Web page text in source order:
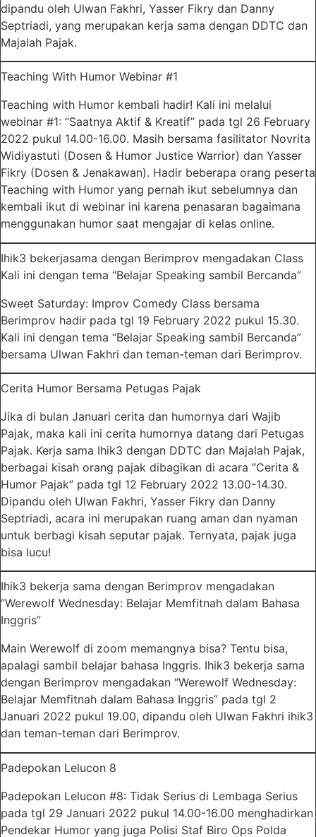
dipandu oleh Ulwan Fakhri, Yasser Fikry dan Danny
Septriadi, yang merupakan kerja sama dengan DDTC dan
Majalah Pajak.
Teaching With Humor Webinar #1
Teaching with Humor kembali hadir! Kali ini melalui
webinar #1: “Saatnya Aktif & Kreatif” pada tgl 26 February
2022 pukul 14.00-16.00. Masih bersama fasilitator Novrita
Widiyastuti (Dosen & Humor Justice Warrior) dan Yasser
Fikry (Dosen & Jenakawan). Hadir beberapa orang peserta
Teaching with Humor yang pernah ikut sebelumnya dan
kembali ikut di webinar ini karena penasaran bagaimana
menggunakan humor saat mengajar di kelas online.
Ihik3 bekerjasama dengan Berimprov mengadakan Class
Kali ini dengan tema “Belajar Speaking sambil Bercanda”
Sweet Saturday: Improv Comedy Class bersama
Berimprov hadir pada tgl 19 February 2022 pukul 15.30.
Kali ini dengan tema “Belajar Speaking sambil Bercanda”
bersama Ulwan Fakhri dan teman-teman dari Berimprov.
Cerita Humor Bersama Petugas Pajak
Jika di bulan Januari cerita dan humornya dari Wajib
Pajak, maka kali ini cerita humornya datang dari Petugas
Pajak. Kerja sama Ihik3 dengan DDTC dan Majalah Pajak,
berbagai kisah orang pajak dibagikan di acara “Cerita &
Humor Pajak” pada tgl 12 February 2022 13.00-14.30.
Dipandu oleh Ulwan Fakhri, Yasser Fikry dan Danny
Septriadi, acara ini merupakan ruang aman dan nyaman
untuk berbagi kisah seputar pajak. Ternyata, pajak juga
bisa lucu!
Ihik3 bekerja sama dengan Berimprov mengadakan
“Werewolf Wednesday: Belajar Memfitnah dalam Bahasa
Inggris”
Main Werewolf di zoom memangnya bisa? Tentu bisa,
apalagi sambil belajar bahasa Inggris. Ihik3 bekerja sama
dengan Berimprov mengadakan “Werewolf Wednesday:
Belajar Memfitnah dalam Bahasa Inggris” pada tgl 2
Januari 2022 pukul 19.00, dipandu oleh Ulwan Fakhri ihik3
dan teman-teman dari Berimprov.
Padepokan Lelucon 8
Padepokan Lelucon #8: Tidak Serius di Lembaga Serius
pada tgl 29 Januari 2022 pukul 14.00-16.00 menghadirkan
Pendekar Humor yang juga Polisi Staf Biro Ops Polda